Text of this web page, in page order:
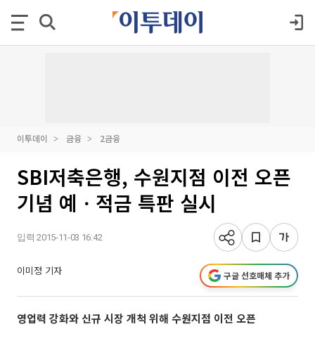
이투데이 금융 2금융
SBI저축은행, 수원지점 이전 오픈
기념 예ㆍ적금 특판 실시
입력 2015-11-03 16:42
이미정 기자 구글 선호매체 추가
영업력 강화와 신규 시장 개척 위해 수원지점 이전 오픈